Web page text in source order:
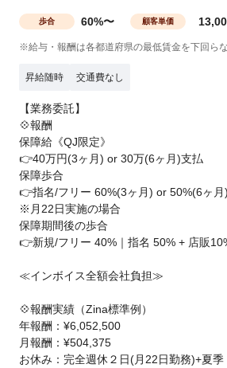
歩合 60%〜 顧客単価
※給与・報酬は各都道府県の最低賃金を下回ら
昇給随時 交通費なし
【業務委託】
💠報酬
保障給《QJ限定》
👉40万円(3ヶ月) or 30万(6ヶ月)支払
保障歩合
👉指名/フリー 60%(3ヶ月) or 50%(6ヶ月
※月22日実施の場合
保障期間後の歩合
👉新規/フリー 40%｜指名 50% + 店販
≪インボイス全額会社負担≫
💠報酬実績（Zina標準例）
年報酬：¥6,052,500
月報酬：¥504,375
お休み：完全週休２日(月22日勤務)+夏